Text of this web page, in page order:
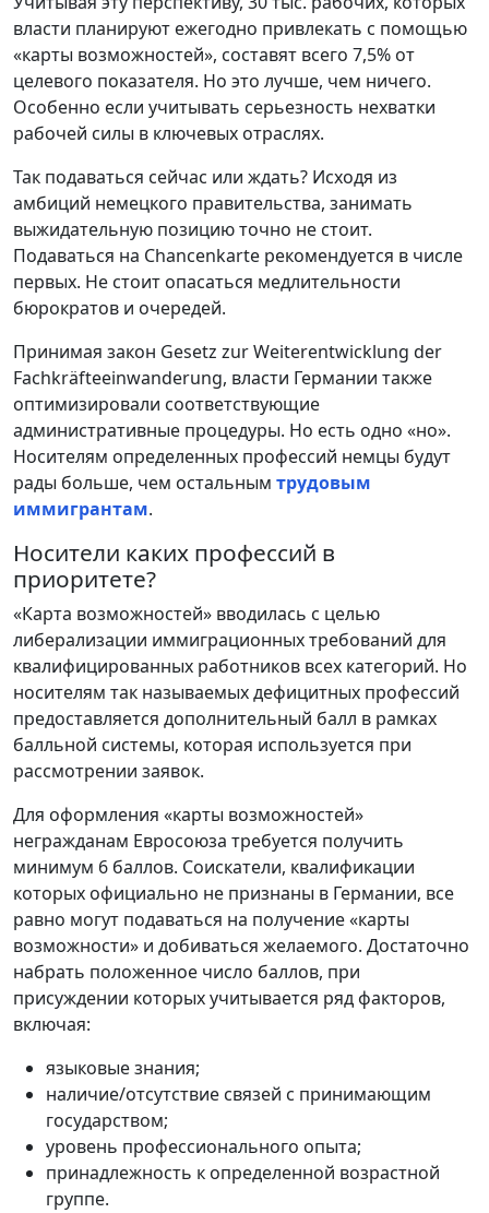
власти планируют ежегодно привлекать с помощью
«карты возможностей», составят всего 7,5% от
целевого показателя. Но это лучше, чем ничего.
Особенно если учитывать серьезность нехватки
рабочей силы в ключевых отраслях.
Так подаваться сейчас или ждать? Исходя из
амбиций немецкого правительства, занимать
выжидательную позицию точно не стоит.
Подаваться на Chancenkarte рекомендуется в числе
первых. Не стоит опасаться медлительности
бюрократов и очередей.
Принимая закон Gesetz zur Weiterentwicklung der
Fachkräfteeinwanderung, власти Германии также
оптимизировали соответствующие
административные процедуры. Но есть одно «но».
Носителям определенных профессий немцы будут
рады больше, чем остальным трудовым
иммигрантам.
Носители каких профессий в
приоритете?
«Карта возможностей» вводилась с целью
либерализации иммиграционных требований для
квалифицированных работников всех категорий. Но
носителям так называемых дефицитных профессий
предоставляется дополнительный балл в рамках
балльной системы, которая используется при
рассмотрении заявок.
Для оформления «карты возможностей»
негражданам Евросоюза требуется получить
минимум 6 баллов. Соискатели, квалификации
которых официально не признаны в Германии, все
равно могут подаваться на получение «карты
возможности» и добиваться желаемого. Достаточно
набрать положенное число баллов, при
присуждении которых учитывается ряд факторов,
включая:
языковые знания;
наличие/отсутствие связей с принимающим
государством;
уровень профессионального опыта;
принадлежность к определенной возрастной
группе.